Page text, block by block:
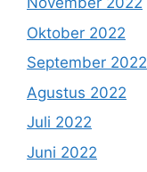
Oktober 2022
September 2022
Agustus 2022
Juli 2022
Juni 2022